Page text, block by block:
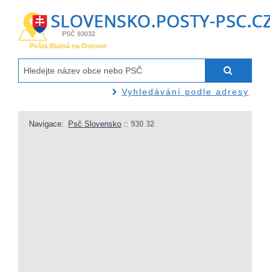
PSČ 93032
Pošta Blatná na Ostrove
Vyhledávání podle adresy
Navigace: Psč Slovensko ::930 32